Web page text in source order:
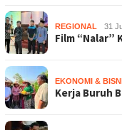
REGIONAL 31
Film “Nalar”
EKONOMI &
Kerja Buruh